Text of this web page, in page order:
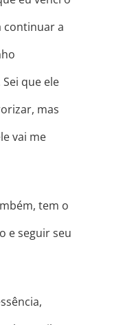
continuar a
que ele
mas
vai me
tem o
e seguir seu